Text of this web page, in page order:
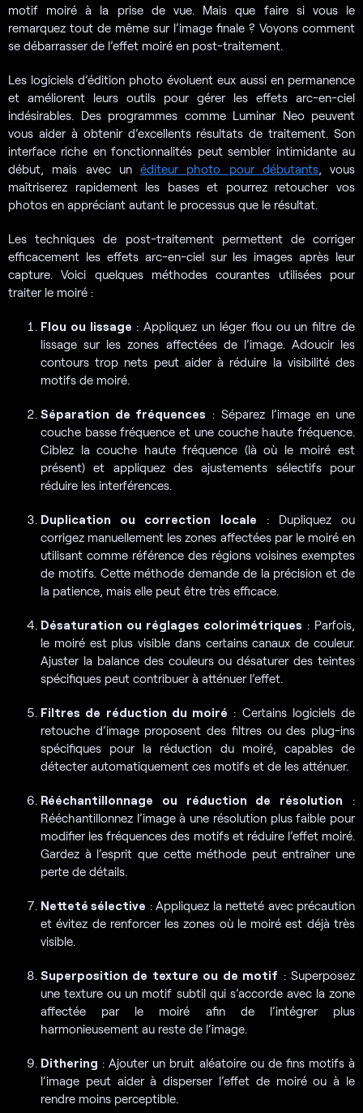
motif moiré à la prise de vue. Mais que faire si vous le
remarquez tout de même sur l’image finale ? Voyons comment
se débarrasser de l’effet moiré en post-traitement.
Les logiciels d’édition photo évoluent eux aussi en permanence
et améliorent leurs outils pour gérer les effets arc-en-ciel
indésirables. Des programmes comme Luminar Neo peuvent
vous aider à obtenir d’excellents résultats de traitement. Son
interface riche en fonctionnalités peut sembler intimidante au
début, mais avec un éditeur photo pour débutants, vous
maîtriserez rapidement les bases et pourrez retoucher vos
photos en appréciant autant le processus que le résultat.
Les techniques de post-traitement permettent de corriger
efficacement les effets arc-en-ciel sur les images après leur
capture. Voici quelques méthodes courantes utilisées pour
traiter le moiré :
Flou ou lissage : Appliquez un léger flou ou un filtre de
lissage sur les zones affectées de l’image. Adoucir les
contours trop nets peut aider à réduire la visibilité des
motifs de moiré.
Séparation de fréquences : Séparez l’image en une
couche basse fréquence et une couche haute fréquence.
Ciblez la couche haute fréquence (là où le moiré est
présent) et appliquez des ajustements sélectifs pour
réduire les interférences.
Duplication ou correction locale : Dupliquez ou
corrigez manuellement les zones affectées par le moiré en
utilisant comme référence des régions voisines exemptes
de motifs. Cette méthode demande de la précision et de
la patience, mais elle peut être très efficace.
Désaturation ou réglages colorimétriques : Parfois,
le moiré est plus visible dans certains canaux de couleur.
Ajuster la balance des couleurs ou désaturer des teintes
spécifiques peut contribuer à atténuer l’effet.
Filtres de réduction du moiré : Certains logiciels de
retouche d’image proposent des filtres ou des plug-ins
spécifiques pour la réduction du moiré, capables de
détecter automatiquement ces motifs et de les atténuer.
Rééchantillonnage ou réduction de résolution :
Rééchantillonnez l’image à une résolution plus faible pour
modifier les fréquences des motifs et réduire l’effet moiré.
Gardez à l’esprit que cette méthode peut entraîner une
perte de détails.
Netteté sélective : Appliquez la netteté avec précaution
et évitez de renforcer les zones où le moiré est déjà très
visible.
Superposition de texture ou de motif : Superposez
une texture ou un motif subtil qui s’accorde avec la zone
affectée par le moiré afin de l’intégrer plus
harmonieusement au reste de l’image.
Dithering : Ajouter un bruit aléatoire ou de fins motifs à
l’image peut aider à disperser l’effet de moiré ou à le
rendre moins perceptible.